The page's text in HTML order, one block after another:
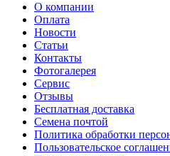
О компании
Оплата
Новости
Статьи
Контакты
Фотогалерея​
Сервис
Отзывы
Бесплатная доставка
Семена почтой
Политика обработки
Пользовательское